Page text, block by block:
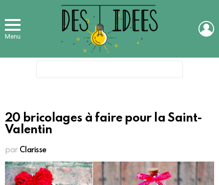
Menu
20 bricolages à faire pour la Saint-
Valentin
par Clarisse